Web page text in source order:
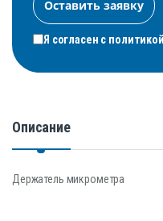
Я согласен с
Описание
Держатель микрометра